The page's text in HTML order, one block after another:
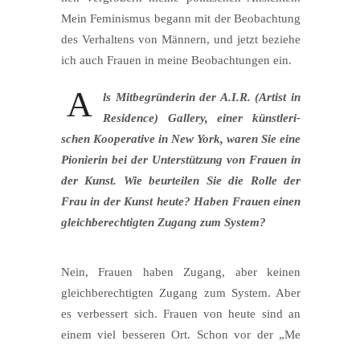
Mein Femi­nis­mus begann mit der Beob­ach­tung
des Ver­hal­tens von Män­nern, und jetzt bezie­he
ich auch Frau­en in mei­ne Beob­ach­tun­gen ein.
A
ls Mit­be­grün­de­rin der A.I.R. (Artist in
Resi­dence) Gal­lery, einer künst­le­ri­
schen Koope­ra­ti­ve in New York, waren Sie eine
Pio­nie­rin bei der Unter­stüt­zung von Frau­en in
der Kunst. Wie beur­tei­len Sie die Rol­le der
Frau in der Kunst heu­te? Haben Frau­en einen
gleich­be­rech­tig­ten Zugang zum System?
Nein, Frau­en haben Zugang, aber kei­nen
gleich­be­rech­tig­ten Zugang zum Sys­tem. Aber
es ver­bes­sert sich. Frau­en von heu­te sind an
einem viel bes­se­ren Ort. Schon vor der „Me